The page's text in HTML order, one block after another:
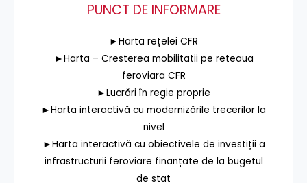
PUNCT DE INFORMARE
►Harta rețelei CFR
►Harta – Cresterea mobilitatii pe reteaua
feroviara CFR
►Lucrări în regie proprie
►Harta interactivă cu modernizările trecerilor la
nivel
►Harta interactivă cu obiectivele de investiții a
infrastructurii feroviare finanțate de la bugetul
de stat